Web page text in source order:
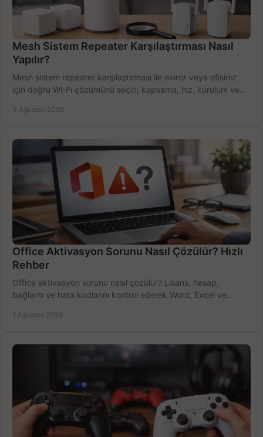
Mesh Sistem Repeater Karşılaştırması Nasıl
Yapılır?
Mesh sistem repeater karşılaştırması ile eviniz veya ofisiniz
için doğru Wi-Fi çözümünü seçin; kapsama, hız, kurulum ve
3 Ağustos 2026
Office Aktivasyon Sorunu Nasıl Çözülür? Hızlı
Rehber
Office aktivasyon sorunu nasıl çözülür? Lisans, hesap,
bağlantı ve hata kodlarını kontrol ederek Word, Excel ve
1 Ağustos 2026